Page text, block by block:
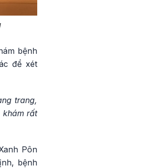
bệnh
để xét
trang,
khám rất
Pôn
bệnh